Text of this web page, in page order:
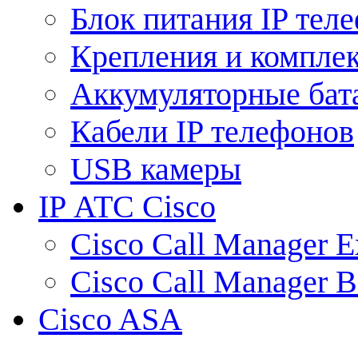
Блок питания IP
Крепления и
Аккумуляторные
Кабели IP телефонов
USB камеры
IP АТС Cisco
Cisco Call Manager
Cisco Call Manager
Cisco ASA